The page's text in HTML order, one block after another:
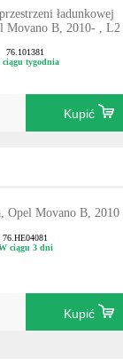
ładunkowej
Movano B, 2010- , L2
76.101381
ciągu tygodnia
Kupić
Opel Movano B, 2010
76.HE04081
ciągu 3 dni
Kupić